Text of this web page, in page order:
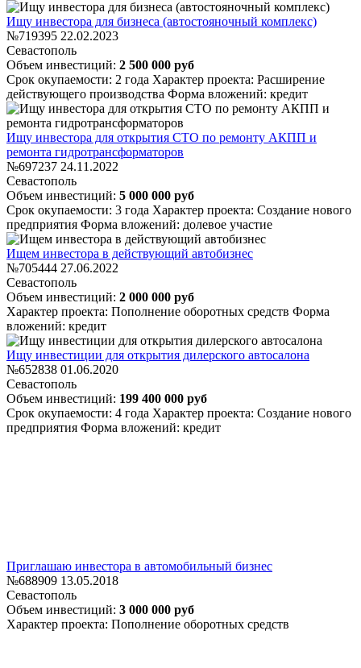
Ищу инвестора для бизнеса (автостояночный комплекс)
№719395 22.02.2023
Севастополь
Объем инвестиций: 2 500 000 руб
Срок окупаемости: 2 года Характер проекта: Расширение
действующего производства Форма вложений: кредит
Ищу инвестора для открытия СТО по ремонту АКПП и
ремонта гидротрансформаторов
№697237 24.11.2022
Севастополь
Объем инвестиций: 5 000 000 руб
Срок окупаемости: 3 года Характер проекта: Создание нового
предприятия Форма вложений: долевое участие
Ищем инвестора в действующий автобизнес
№705444 27.06.2022
Севастополь
Объем инвестиций: 2 000 000 руб
Характер проекта: Пополнение оборотных средств Форма
вложений: кредит
Ищу инвестиции для открытия дилерского автосалона
№652838 01.06.2020
Севастополь
Объем инвестиций: 199 400 000 руб
Срок окупаемости: 4 года Характер проекта: Создание нового
предприятия Форма вложений: кредит
Приглашаю инвестора в автомобильный бизнес
№688909 13.05.2018
Севастополь
Объем инвестиций: 3 000 000 руб
Характер проекта: Пополнение оборотных средств